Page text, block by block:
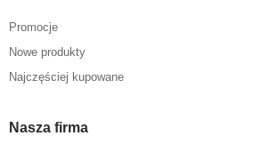
Promocje
Nowe produkty
Najczęściej kupowane
Nasza firma